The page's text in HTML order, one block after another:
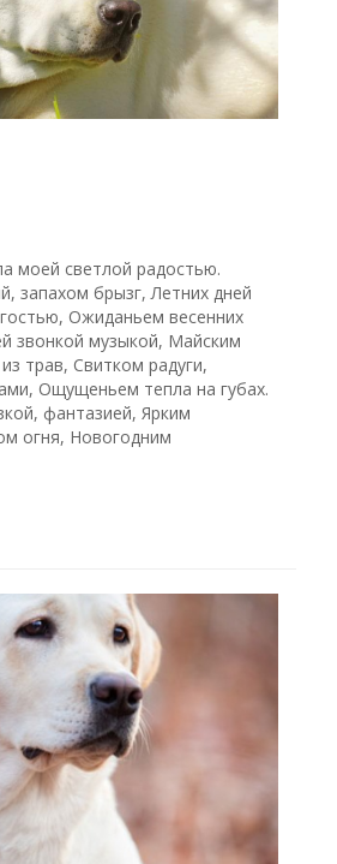
моей светлой радостью.
запахом брызг, Летних дней
Ожиданьем весенних
звонкой музыкой, Майским
трав, Свитком радуги,
Ощущеньем тепла на губах.
фантазией, Ярким
огня, Новогодним